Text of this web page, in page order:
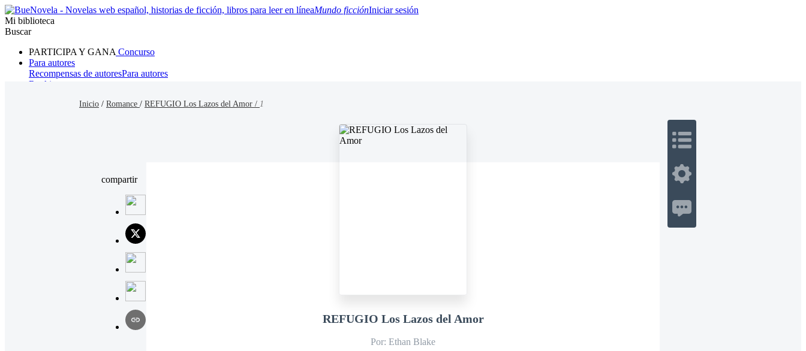
Mundo ficciónIniciar sesión
Mi biblioteca
Buscar
PARTICIPA Y GANA Concurso
Para autores
Recompensas de autoresPara autores
Ranking
ParanormalMisterio/ThrillerOriental
Inicio / Romance / REFUGIO Los Lazos del Amor / 1
compartir
REFUGIO Los Lazos del Amor
Por: Ethan Blake